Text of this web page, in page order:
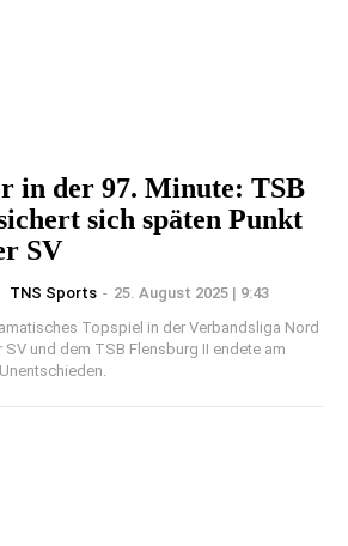
in der 97. Minute: TSB
sich späten Punkt
SV
TNS Sports - 25. August 2025 | 9:43
Topspiel in der Verbandsliga Nord
und dem TSB Flensburg II endete am